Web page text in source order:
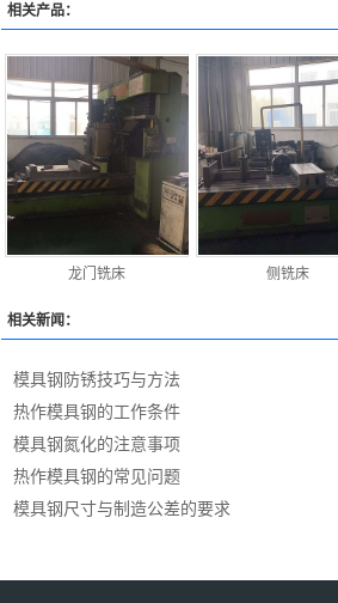
相关产品：
龙门铣床 侧铣床
相关新闻：
模具钢防锈技巧与方法
热作模具钢的工作条件
模具钢氮化的注意事项
热作模具钢的常见问题
模具钢尺寸与制造公差的要求